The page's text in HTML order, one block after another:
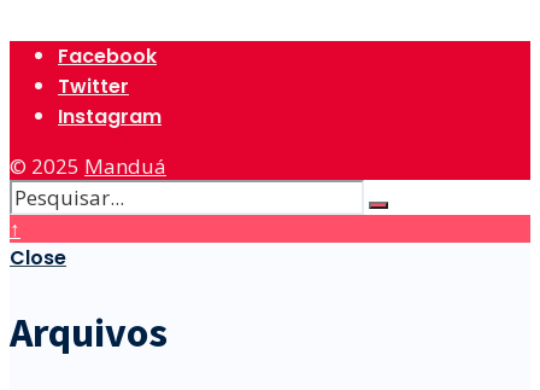
Facebook
Twitter
Instagram
© 2025 Manduá
↑
Close
Arquivos